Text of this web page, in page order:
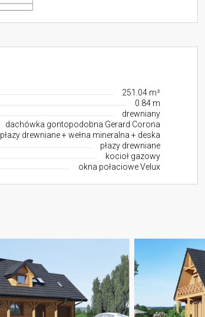
251.04 m²
0.84 m
drewniany
dachówka gontopodobna Gerard Corona
płazy drewniane + wełna mineralna + deska
płazy drewniane
kocioł gazowy
okna połaciowe Velux